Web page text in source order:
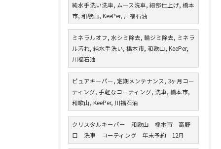
純水手洗い洗車, ムース洗車, 細部仕上げ, 橋本
市, 和歌山, KeePer, 川福石油
ミネラルオフ, 水シミ除去, 輪ジミ除去, ミネラ
ル汚れ, 純水手洗い, 橋本市, 和歌山, KeePer,
川福石油
ピュアキーパー, 定期メンテナンス, 3ヶ月コー
ティング, 手軽なコーティング, 洗車, 橋本市,
和歌山, KeePer, 川福石油
クリスタルキーパー 和歌山 橋本市 高野
口 洗車 コーティング 年末予約 12月